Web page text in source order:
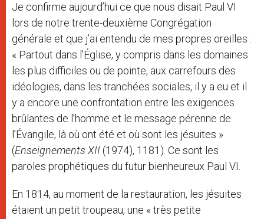
Je confirme aujourd’hui ce que nous disait Paul VI
lors de notre trente-deuxième Congrégation
générale et que j’ai entendu de mes propres oreilles :
« Partout dans l’Église, y compris dans les domaines
les plus difficiles ou de pointe, aux carrefours des
idéologies, dans les tranchées sociales, il y a eu et il
y a encore une confrontation entre les exigences
brûlantes de l’homme et le message pérenne de
l’Évangile, là où ont été et où sont les jésuites »
(Enseignements XII (1974), 1181). Ce sont les
paroles prophétiques du futur bienheureux Paul VI.
En 1814, au moment de la restauration, les jésuites
étaient un petit troupeau, une « très petite